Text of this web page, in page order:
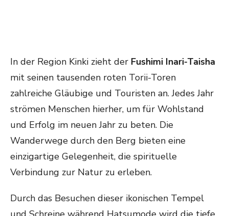
In der Region Kinki zieht der Fushimi Inari-Taisha
mit seinen tausenden roten Torii-Toren
zahlreiche Gläubige und Touristen an. Jedes Jahr
strömen Menschen hierher, um für Wohlstand
und Erfolg im neuen Jahr zu beten. Die
Wanderwege durch den Berg bieten eine
einzigartige Gelegenheit, die spirituelle
Verbindung zur Natur zu erleben.
Durch das Besuchen dieser ikonischen Tempel